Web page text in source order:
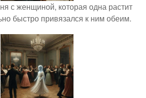
с женщиной, которая одна растит
быстро привязался к ним обеим.